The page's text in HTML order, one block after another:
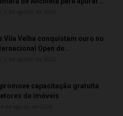
Vila Velha conquistam ouro no
Open de...
capacitação gratuita
de imóveis